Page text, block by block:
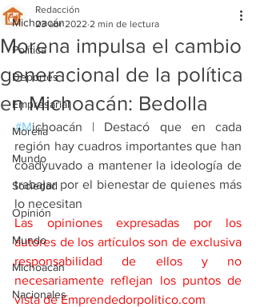
Michoacán
Política
Deportes
Empresarial
Morelia
Mundo
Sociedad
Opinión
Mundo
Michoacán
Nacionales
Morena impulsa el cambio
generacional de la política
en Michoacán: Bedolla
Redacción
23 abr 2022 2 min de lectura
#Michoacán | Destacó que en cada
región hay cuadros importantes que han
coadyuvado a mantener la ideología de
trabajar por el bienestar de quienes más
lo necesitan
Las opiniones expresadas por los
autores de los artículos son de exclusiva
responsabilidad de ellos y no
necesariamente reflejan los puntos de
vista de Emprendedorpolitico.com